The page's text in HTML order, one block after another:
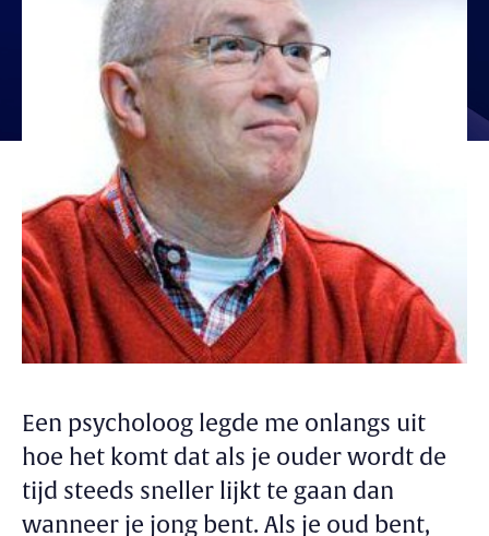
Een psycholoog legde me onlangs uit
hoe het komt dat als je ouder wordt de
tijd steeds sneller lijkt te gaan dan
wanneer je jong bent. Als je oud bent,